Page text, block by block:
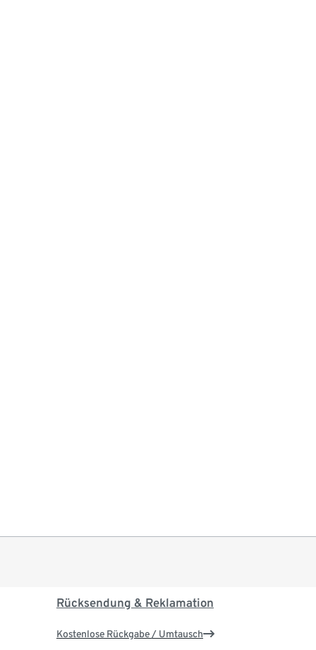
Rücksendung & Reklamation
Kostenlose Rückgabe / Umtausch